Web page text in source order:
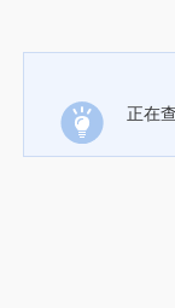
正在